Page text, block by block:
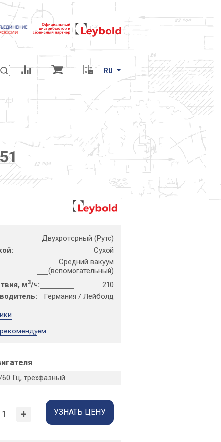
RU
Двухроторный (Рутс)
Сухой
Средний вакуум
(вспомогательный)
м3/ч:
210
Германия / Лейболд
Гц, трёхфазный
+ УЗНАТЬ ЦЕНУ